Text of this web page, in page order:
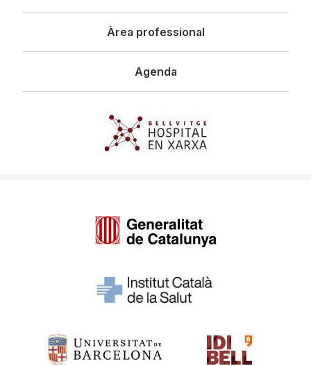
Àrea professional
Agenda